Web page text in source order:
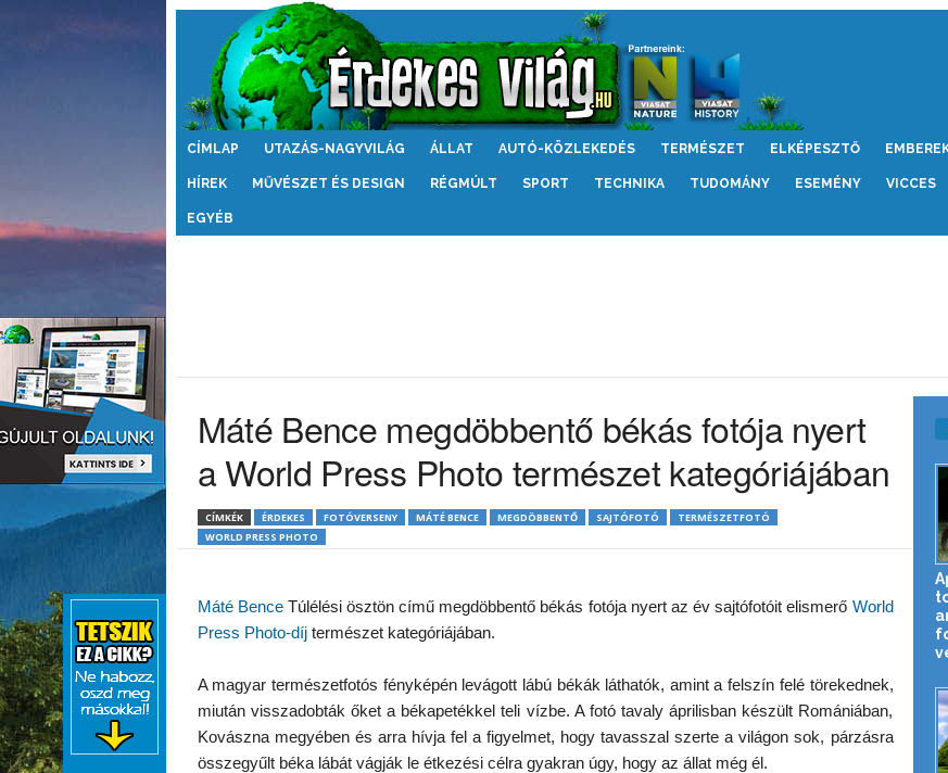
Érdekes
CÍMLAP UTAZÁS-NAGYVILÁG ÁLLAT AUTÓ-KÖZLEKEDÉS TERMÉSZET ELKÉPESZTŐ
HÍREK MŰVÉSZET ÉS DESIGN RÉGMÚLT SPORT TECHNIKA TUDOMÁNY ESEMÉNY VICCES
EGYÉB
Máté Bence megdöbbentő békás fotója nyert
a World Press Photo természet kategóriájában
CÍMKÉK ÉRDEKES FOTÓVERSENY MÁTÉ BENCE MEGDÖBBENTŐ SAJTÓFOTÓ
TERMÉSZETFOTÓ
WORLD PRESS PHOTO
Máté Bence Túlélési ösztön című megdöbbentő békás fotója nyert az év sajtófotóit elismerő World
Press Photo-díjtermészet kategóriájában.
A magyar természetfotós fényképén levágott lábú békák láthatók, amint a felszín felé törekednek,
miután visszadobták őket a békapetékkel teli vízbe. A fotó tavaly áprilisban készült Romániában,
Kovászna megyében és arra hívja fel a figyelmet, hogy tavasszal szerte a világon sok, párzásra
összegyűlt béka lábát vágják le étkezési célra gyakran úgy, hogy az állat még él.